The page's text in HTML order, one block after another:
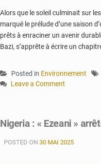
Alors que le soleil culminait sur
marqué le prélude d’une saison
prêts à enraciner un avenir
Bazi, s’apprête à écrire un
Posted in Environnement
Leave a Comment
croisade
s’ouvre
Nigeria : « Ezeani »
POSTED ON 30 MAI 2025